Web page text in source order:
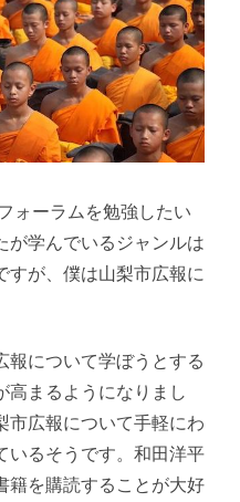
ォーラムを勉強したい
が学んでいるジャンルは
すが、僕は山梨市広報に
報について学ぼうとする
高まるようになりまし
市広報について手軽にわ
いるそうです。和田洋平
籍を購読することが大好